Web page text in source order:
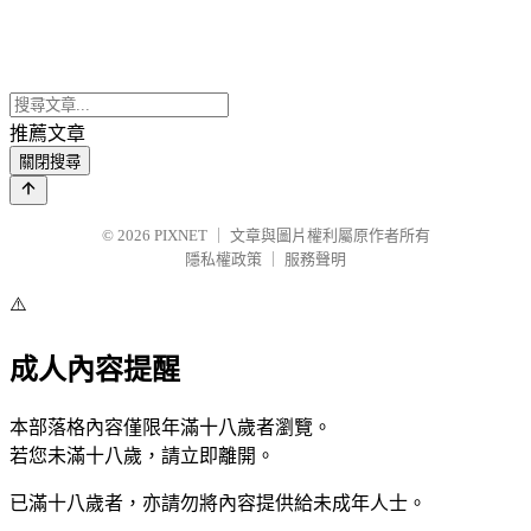
推薦文章
關閉搜尋
© 2026 PIXNET
文章與圖片權利屬原作者所有
隱私權政策
服務聲明
⚠️
成人內容提醒
本部落格內容僅限年滿十八歲者瀏覽。
若您未滿十八歲，請立即離開。
已滿十八歲者，亦請勿將內容提供給未成年人士。